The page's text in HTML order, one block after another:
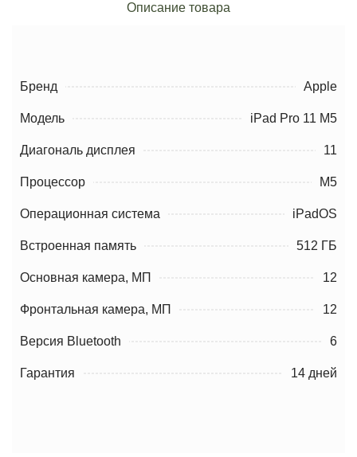
Описание товара
Бренд Apple
Модель iPad Pro 11 M5
Диагональ дисплея 11
Процессор М5
Операционная система iPadOS
Встроенная память 512 ГБ
Основная камера, МП 12
Фронтальная камера, МП 12
Версия Bluetooth 6
Гарантия 14 дней